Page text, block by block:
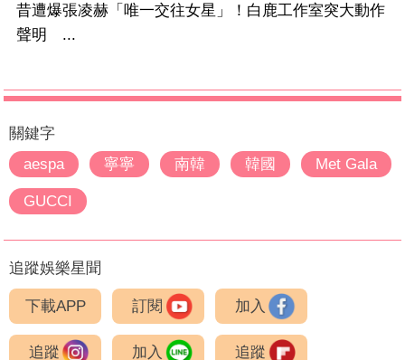
昔遭爆張凌赫「唯一交往女星」！白鹿工作室突大動作
聲明 ...
關鍵字
aespa
寧寧 南韓 韓國 Met Gala
GUCCI
追蹤娛樂星聞
下載APP 訂閱 加入
追蹤 加入 追蹤